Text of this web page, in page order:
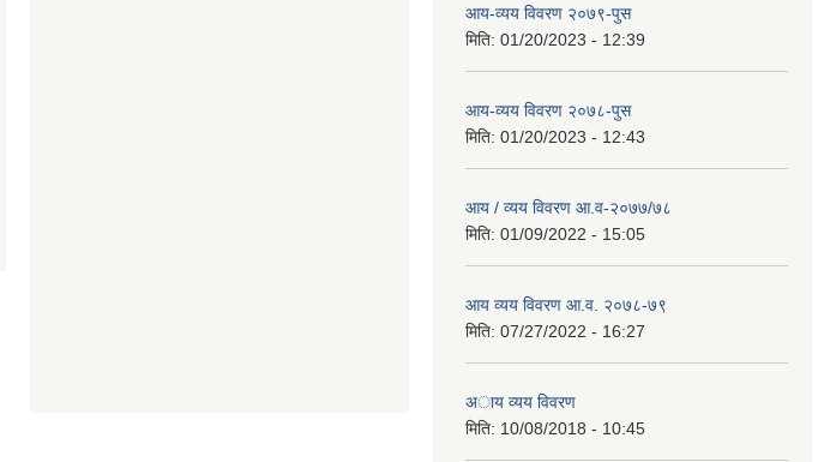
आय-व्यय विवरण २०७९-पुस
मिति: 01/20/2023 - 12:39
आय-व्यय विवरण २०७८-पुस
मिति: 01/20/2023 - 12:43
आय / व्यय विवरण आ.व-२०७७/७८
मिति: 01/09/2022 - 15:05
आय व्यय विवरण आ.व. २०७८-७९
मिति: 07/27/2022 - 16:27
अाय व्यय विवरण
मिति: 10/08/2018 - 10:45